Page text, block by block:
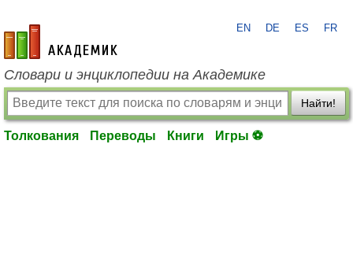
academic.ru
EN DE ES FR
Словари и энциклопедии на Академике
Найти!
Толкования Переводы Книги Игры ⚽